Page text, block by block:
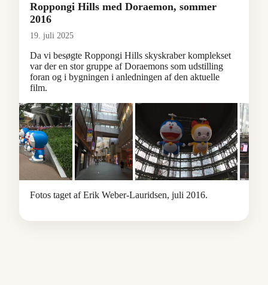
Roppongi Hills med Doraemon, sommer
2016
19. juli 2025
Da vi besøgte Roppongi Hills skyskraber komplekset
var der en stor gruppe af Doraemons som udstilling
foran og i bygningen i anledningen af den aktuelle
film.
Fotos taget af Erik Weber-Lauridsen, juli 2016.